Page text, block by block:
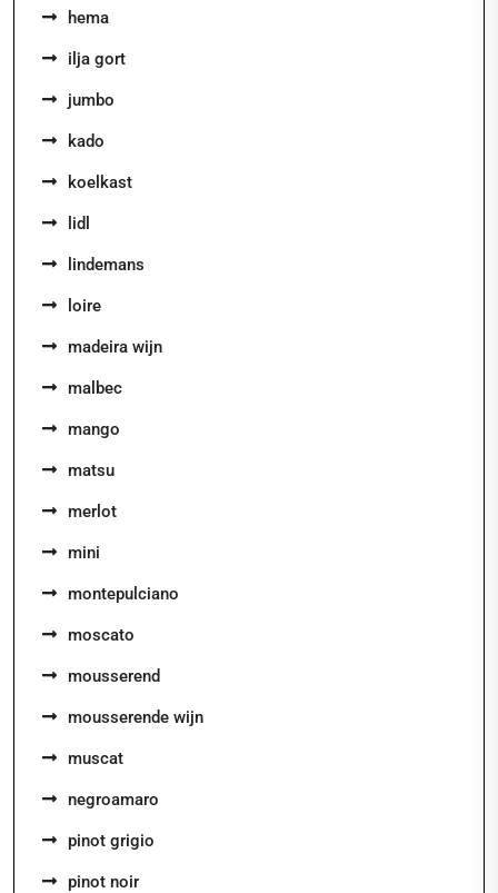
hema
ilja gort
jumbo
kado
koelkast
lidl
lindemans
loire
madeira wijn
malbec
mango
matsu
merlot
mini
montepulciano
moscato
mousserend
mousserende wijn
muscat
negroamaro
pinot grigio
pinot noir